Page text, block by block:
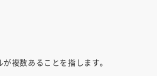
が複数あることを指します。